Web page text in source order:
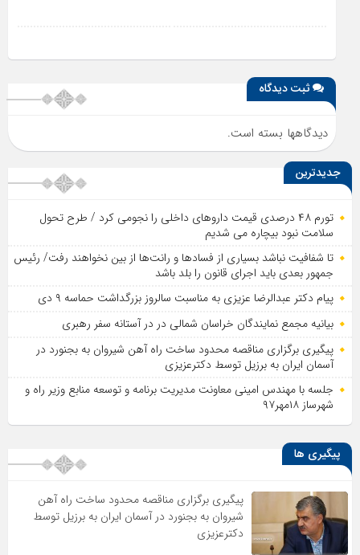
ثبت دیدگاه
دیدگاهها بسته است.
جدیدترین
تورم ۴۸ درصدی قیمت داروهای داخلی را نجومی کرد / طرح تحول
سلامت نبود بیچاره می شدیم
تا شفافیت نباشد بسیاری از فساد‌ها و رانت‌ها از بین نخواهند رفت/ رئیس
جمهور بعدی باید اجرای قانون را بلد باشد
پیام دکتر عبدالرضا عزیزی به مناسبت سالروز بزرگداشت حماسه ۹ دی
بیانیه مجمع نمایندگان خراسان شمالی در در آستانه سفر رهبری
پیگیری برگزاری مناقصه محدود ساخت راه آهن شیروان به بجنورد در
آسمان ایران به برزیل توسط دکترعزیزی
جلسه با مهندس امینی معاونت مدیریت برنامه و توسعه منابع وزیر راه و
شهرساز ۱۸مهر۹۷
پیگیری ها
پیگیری برگزاری مناقصه محدود ساخت راه آهن
شیروان به بجنورد در آسمان ایران به برزیل توسط
دکترعزیزی